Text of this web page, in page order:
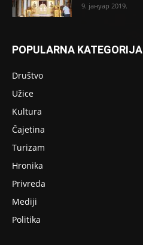
9. јануар 2019.
POPULARNA KATEGORIJA
Društvo
Užice
Kultura
Čajetina
Turizam
Hronika
Privreda
Mediji
Politika